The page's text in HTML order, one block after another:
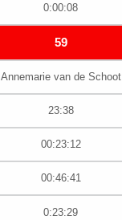
0:00:08
59
Annemarie van de Schoot
23:38
00:23:12
00:46:41
0:23:29